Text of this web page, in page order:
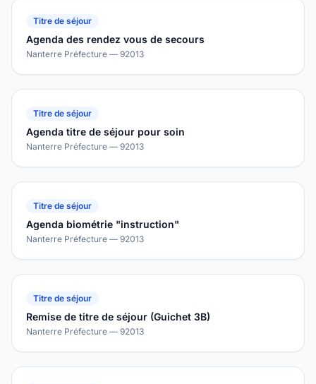
Titre de séjour
Agenda des rendez vous de secours
Nanterre Préfecture — 92013
Titre de séjour
Agenda titre de séjour pour soin
Nanterre Préfecture — 92013
Titre de séjour
Agenda biométrie "instruction"
Nanterre Préfecture — 92013
Titre de séjour
Remise de titre de séjour (Guichet 3B)
Nanterre Préfecture — 92013